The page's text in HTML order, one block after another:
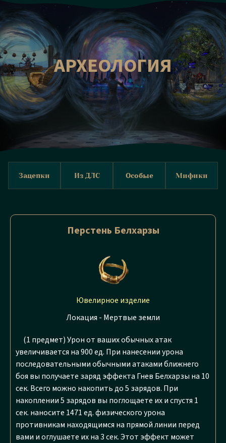
АРХЕОЛОГИЯ
Зацепки Из ДЛС Особые Мифики
Перстень Белхарзы
Ювелирное изделие
Локация - Мертвые земли
(1 предмет) Урон от ваших обычных атак
увеличивается на 900 ед. При нанесении урона
последовательными обычными атаками ближнего
боя вы получаете заряд эффекта Гнев Белхарзы на 10
сек. Всего можно накопить до 5 зарядов. При
накоплении 5 зарядов вы поглощаете их и спустя 1
сек. наносите 1471 ед. физического урона
противникам находящимся на прямой линии перед
вами и оглушаете их на 3 сек. Этот эффект может